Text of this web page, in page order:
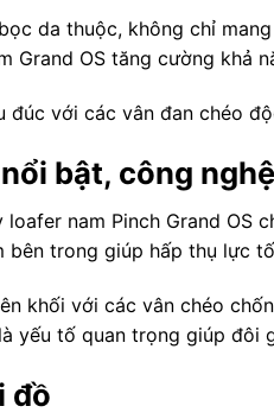
da thuộc, không chỉ
Grand OS tăng cường khả
đúc với các vân đan chéo
bật, công nghệ
nam Pinch Grand OS
bên trong giúp hấp thụ lực
khối với các vân chéo
yếu tố quan trọng giúp đôi
đồ